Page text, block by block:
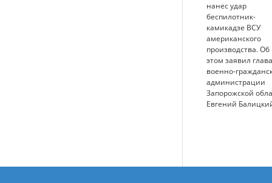
нанес удар
беспилотник-
камикадзе ВСУ
американского
производства. Об
этом заявил глава
военно-
администрации
Запорожской
Евгений